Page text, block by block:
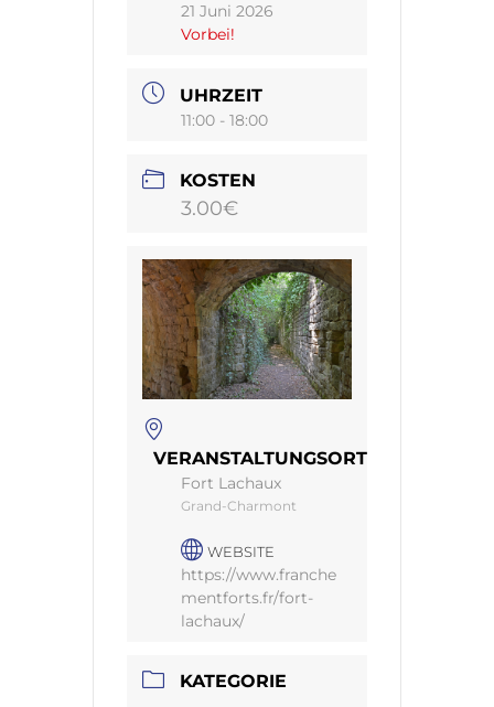
21 Juni 2026
Vorbei!
UHRZEIT
11:00 - 18:00
KOSTEN
3.00€
VERANSTALTUNGSORT
Fort Lachaux
Grand-Charmont
WEBSITE
https://www.franche
mentforts.fr/fort-
lachaux/
KATEGORIE